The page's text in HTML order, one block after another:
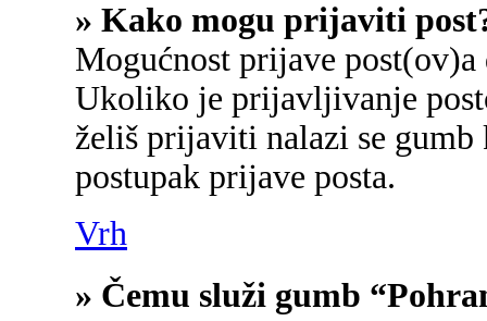
» Kako mogu prijaviti
Mogućnost prijave
Ukoliko je prijavljivanje
želiš prijaviti nalazi se
postupak prijave posta.
Vrh
» Čemu služi gumb